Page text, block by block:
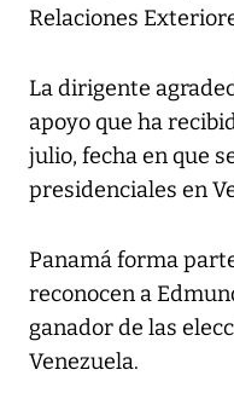
Relaciones
La dirigente
apoyo que ha
julio, fecha en que
presidenciales en
Panamá forma
reconocen a
ganador de las
Venezuela.